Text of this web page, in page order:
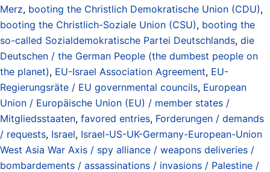
Merz, booting the Christlich Demokratische Union (CDU),
booting the Christlich-Soziale Union (CSU), booting the
so-called Sozialdemokratische Partei Deutschlands, die
Deutschen / the German People (the dumbest people on
the planet), EU-Israel Association Agreement, EU-
Regierungsräte / EU governmental councils, European
Union / Europäische Union (EU) / member states /
Mitgliedsstaaten, favored entries, Forderungen / demands
/ requests, Israel, Israel-US-UK-Germany-European-Union
West Asia War Axis / spy alliance / weapons deliveries /
bombardements / assassinations / invasions / Palestine /